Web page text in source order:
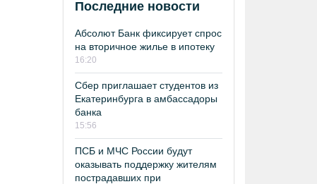
Последние новости
Абсолют Банк фиксирует спрос
на вторичное жилье в ипотеку
16:20
Сбер приглашает студентов из
Екатеринбурга в амбассадоры
банка
15:56
ПСБ и МЧС России будут
оказывать поддержку жителям
пострадавших при